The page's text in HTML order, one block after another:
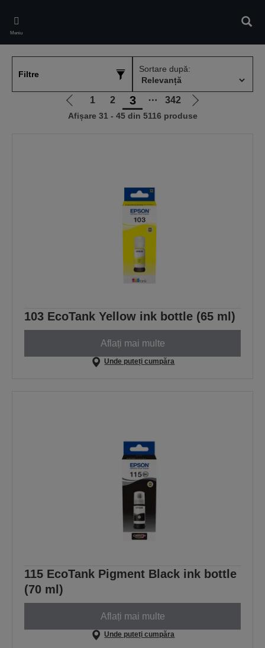
main
content
Meniu
Filtre
Sortare după:
Mergi
la
1 2 3 ⋯ 342
Mergi
la
Afișare 31 - 45 din 5116 produse
103 EcoTank Yellow ink bottle (65 ml)
Aflați mai multe
Unde puteți cumpăra
115 EcoTank Pigment Black ink bottle
(70 ml)
Aflați mai multe
Unde puteți cumpăra